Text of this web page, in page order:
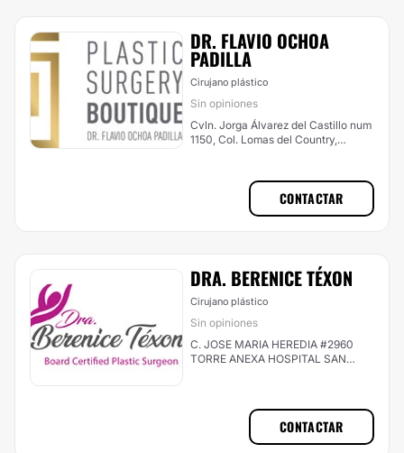
DR. FLAVIO OCHOA
PADILLA
Cirujano plástico
Sin opiniones
Cvln. Jorga Álvarez del Castillo num
1150, Col. Lomas del Country,
CONTACTAR
DRA. BERENICE TÉXON
Cirujano plástico
Sin opiniones
C. JOSE MARIA HEREDIA #2960
TORRE ANEXA HOSPITAL SAN
CONTACTAR